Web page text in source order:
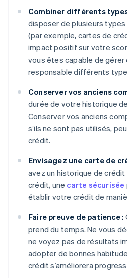
Combiner différents
disposer de plusieurs
(par exemple, cartes de
impact positif sur votre
vous êtes capable de gérer
responsable différents
Conserver vos anciens
durée de votre historique
Conserver vos anciens
s’ils ne sont pas utilisés,
crédit.
Envisagez une carte de
avez un historique de crédit
crédit, une carte sécurisée
établir votre crédit de
Faire preuve de patience :
prend du temps. Ne vous
ne voyez pas de résultats
adopter de bonnes
crédit s’améliorera